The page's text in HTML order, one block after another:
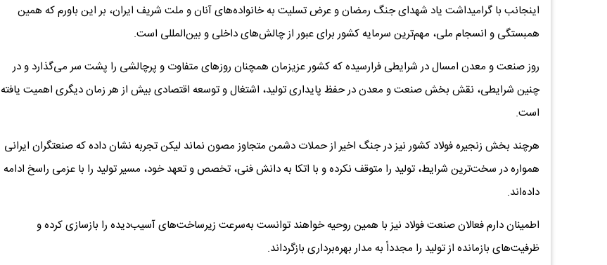
اینجانب با گرامیداشت یاد شهدای جنگ رمضان و عرض تسلیت به خانواده‌های آنان و ملت شریف ایران، بر این باورم که همین
همبستگی و انسجام ملی، مهم‌ترین سرمایه کشور برای عبور از چالش‌های داخلی و بین‌المللی است.
روز صنعت و معدن امسال در شرایطی فرارسیده که کشور عزیزمان همچنان روزهای متفاوت و پرچالشی را پشت سر می‌گذارد و در
چنین شرایطی، نقش بخش صنعت و معدن در حفظ پایداری تولید، اشتغال و توسعه اقتصادی بیش از هر زمان دیگری اهمیت یافته
است.
هرچند بخش زنجیره فولاد کشور نیز در جنگ اخیر از حملات دشمن متجاوز مصون نماند لیکن تجربه نشان داده که صنعتگران ایرانی
همواره در سخت‌ترین شرایط، تولید را متوقف نکرده و با اتکا به دانش فنی، تخصص و تعهد خود، مسیر تولید را با عزمی راسخ ادامه
داده‌اند.
اطمینان دارم فعالان صنعت فولاد نیز با همین روحیه خواهند توانست به‌سرعت زیرساخت‌های آسیب‌دیده را بازسازی کرده و
ظرفیت‌های بازمانده از تولید را مجدداً به مدار بهره‌برداری بازگرداند.